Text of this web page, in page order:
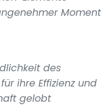
Moment
des
ihre Effizienz und
gelobt